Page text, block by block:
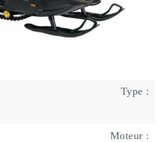
Type :
Moteur :